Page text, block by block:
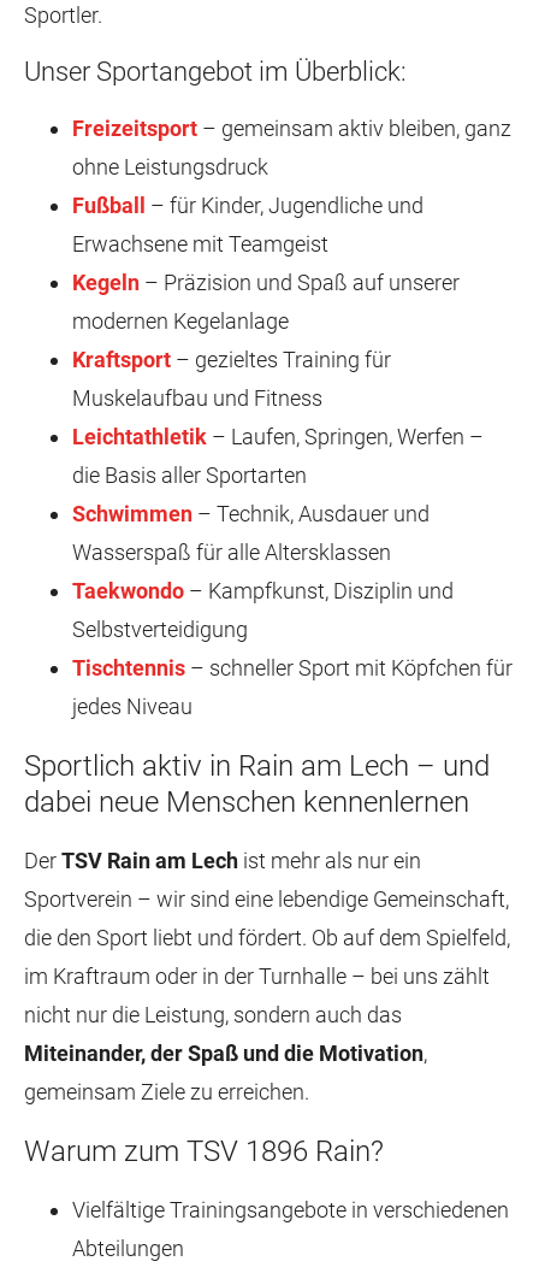
Sportler.
Unser Sportangebot im Überblick:
Freizeitsport – gemeinsam aktiv bleiben, ganz
ohne Leistungsdruck
Fußball
– für Kinder, Jugendliche und
Erwachsene mit Teamgeist
Kegeln – Präzision und Spaß auf unserer
modernen Kegelanlage
Kraftsport – gezieltes Training für
Muskelaufbau und Fitness
Leichtathletik – Laufen, Springen, Werfen –
die Basis aller Sportarten
Schwimmen – Technik, Ausdauer und
Wasserspaß für alle Altersklassen
Taekwondo – Kampfkunst, Disziplin und
Selbstverteidigung
Tischtennis – schneller Sport mit Köpfchen für
jedes Niveau
Sportlich aktiv in Rain am Lech – und
dabei neue Menschen kennenlernen
DerTSV Rain am Lech ist mehr als nur ein
Sportverein – wir sind eine lebendige Gemeinschaft,
die den Sport liebt und fördert. Ob auf dem Spielfeld,
im Kraftraum oder in der Turnhalle – bei uns zählt
nicht nur die Leistung, sondern auch das
Miteinander, der Spaß und die Motivation,
gemeinsam Ziele zu erreichen.
Warum zum TSV 1896 Rain?
Vielfältige Trainingsangebote in verschiedenen
Abteilungen